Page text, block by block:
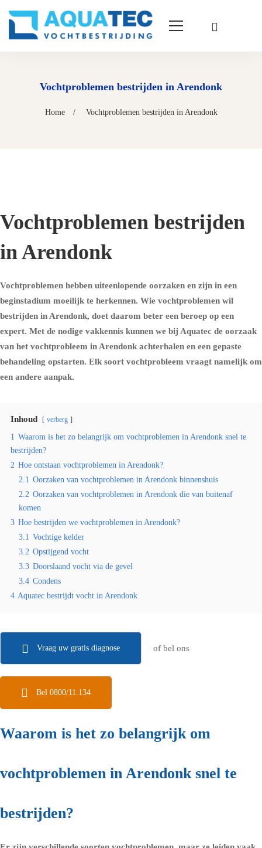
Vochtproblemen bestrijden in Arendonk
Home Vochtproblemen bestrijden in Arendonk
Vochtproblemen bestrijden
in Arendonk
Vochtproblemen hebben uiteenlopende oorzaken en zijn in een
beginstadium moeilijk te herkennen. Wie vochtproblemen wil
bestrijden in Arendonk, doet daarom beter een beroep op een
expert. Met de nodige vakkennis kunnen we bij Aquatec de oorzaak
van het vochtprobleem in Arendonk achterhalen en een gepaste
behandeling opstarten. Elk soort vochtprobleem vraagt namelijk om
een andere aanpak.
Inhoud verberg
1 Waarom is het zo belangrijk om vochtproblemen in Arendonk snel te
bestrijden?
2 Hoe ontstaan vochtproblemen in Arendonk?
2.1 Oorzaken van vochtproblemen in Arendonk binnenshuis
2.2 Oorzaken van vochtproblemen in Arendonk die van buitenaf
komen
3 Hoe bestrijden we vochtproblemen in Arendonk?
3.1 Vochtige kelder
3.2 Opstijgend vocht
3.3 Doorslaand vocht via de gevel
3.4 Condens
4 Aquatec bestrijdt vocht in Arendonk
Vraag uw gratis diagnose of bel ons
Bel 0800/11.134
Waarom is het zo belangrijk om
vochtproblemen in Arendonk snel te
bestrijden?